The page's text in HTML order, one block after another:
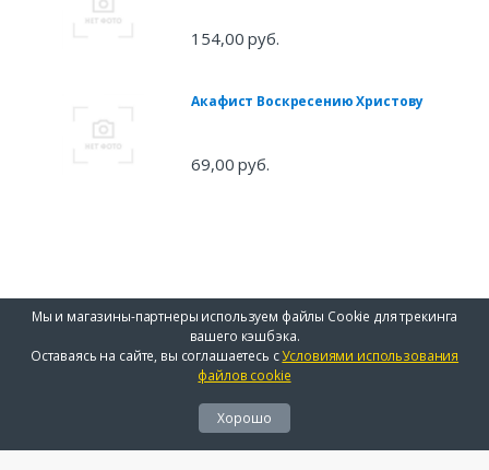
154,00 руб.
Акафист Воскресению Христову
69,00 руб.
Мы и магазины-партнеры используем файлы Cookie для трекинга
вашего кэшбэка.
Оставаясь на сайте, вы соглашаетесь сУсловиями использования
файлов cookie
Хорошо